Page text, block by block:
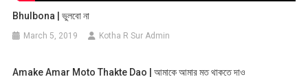
Bhulbona | ভুলবো না
March 5, 2019 Kotha R Sur Admin
Amake Amar Moto Thakte Dao | আমাকে আমার মত থাকতে দাও